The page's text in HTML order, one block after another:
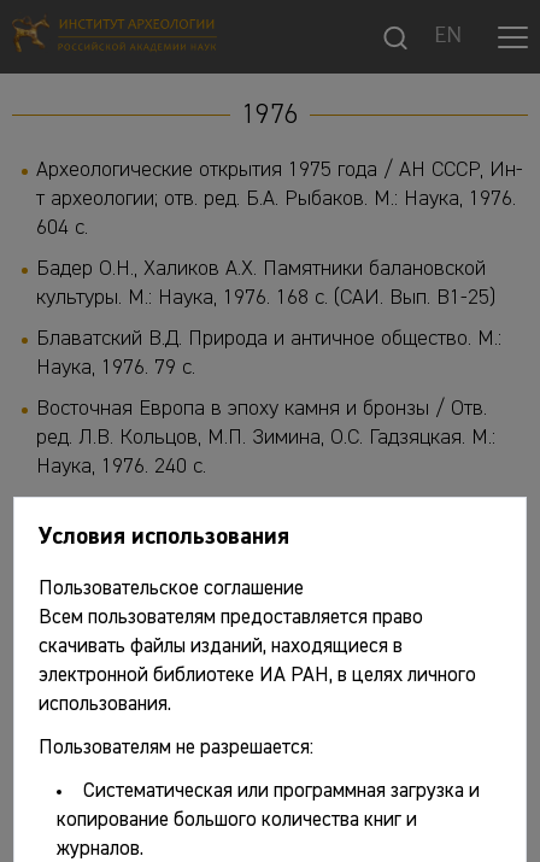
EN
1976
Археологические открытия 1975 года / АН СССР, Ин-
т археологии; отв. ред. Б.А. Рыбаков. М.: Наука, 1976.
604 с.
Бадер О.Н., Халиков А.Х. Памятники балановской
культуры. М.: Наука, 1976. 168 с. (САИ. Вып. В1-25)
Блаватский В.Д. Природа и античное общество. М.:
Наука, 1976. 79 с.
Восточная Европа в эпоху камня и бронзы / Отв.
ред. Л.В. Кольцов, М.П. Зимина, О.С. Гадзяцкая. М.:
Наука, 1976. 240 с.
Ивановско-Горьковская группа. М.: Наука, 1976. 136
Даркевич В.П. Художественный металл Востока, VIII–
XIII вв.: Произведения восточной торевтики на
территории Европейской части СССР и Зауралья. М.:
Даркевич В.П. Аргонавты Средневековья. М.: Наука,
1976. 200 с. (Из истории мировой культуры)
Дэвлет М.А. Петроглифы Улуг-Хема. М.: Наука, 1976.
120 с.
Условия использования
Пользовательское соглашение
Всем пользователям предоставляется право
скачивать файлы изданий, находящиеся в
электронной библиотеке ИА РАН, в целях личного
использования.
Пользователям не разрешается:
Систематическая или программная загрузка и
копирование большого количества книг и
журналов.